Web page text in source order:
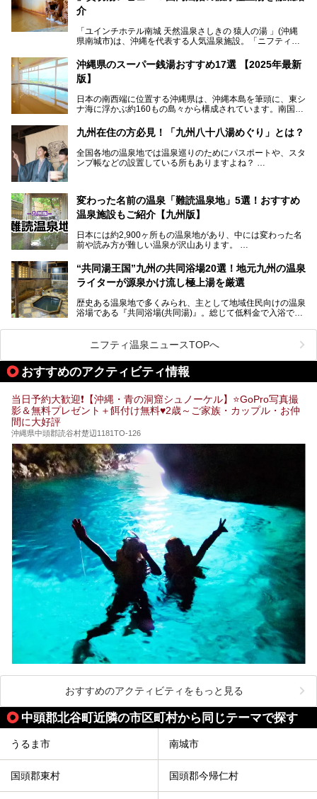
介
「ユインチホテル南城 天然温泉さしきの 猿人の湯 」(沖縄
県南城市)は、沖縄を代表する人気温泉施設。「ニフティ温
位を獲得し、平日・土日にかかわらず多くの常連客や温泉フ
ァンが訪れます。
ンに注目される存在。今回は貸切湯にスポットを当て、その
魅力を徹底解説します。
沖縄県のスーパー銭湯おすすめ17選 【2025年最新
版】
日本の南西端に位置する沖縄県は、沖縄本島を筆頭に、東シ
ナ海に浮かぶ約160もの島々から構成されています。南国な
ずの豊かな自然、独自の歴史や文化など、多くの人を惹きつ
けてやまない魅力あふれる観光県です。
そんな沖縄県のスーパー銭湯には、ホテル併設などリゾート
と同時に楽しめる施設が多くあります。日帰りでも旅行気分
九州在住の方必見！「九州八十八湯めぐり」とは？
全国各地の温泉地では温泉巡りのためにパスポートや、スタ
ンプ帳などの設置している所もありますよね？
な方ならぜひ参加してみたいスタンプラリーでしょう。
変わった名前の温泉「難読温泉地」5選！おすすめ
温泉施設もご紹介【九州版】
日本には約2,900ヶ所もの温泉地があり、中には変わった名
前や読み方が難しい温泉が沢山あります。
そこで日本各地にある「難読温泉地」を、地域ごとにクイズ
形式でご紹介。第５回目(最終回)である今回は、九州地方の
難読温泉地をピックアップしました。
いくつ読めるか、ぜひチャレンジしてみて下さいね！
“共同湯王国”九州の共同浴場20選！地元九州の温泉
ライターが源泉かけ流し極上湯を厳選
歴史ある温泉地で多くみられ、主として地域住民向けの温泉
浴場である『共同浴場(共同湯)』。総じて低料金で入浴で
特徴です。
共同浴場は全国各地の温泉地にありますが、特に九州地方は
共同湯文化が古くから発展し、質・量ともに大変充実。九州
は“共同湯王国”といっても決して過言では無いでしょう。
今回は地元在住の九州の温泉ライターである筆者が過去入浴
した中から、源泉かけ流しと泉質の良さにこだわって九州の
めぐりの参考にされてみて下さい！
ニフティ温泉ニュースTOPへ
おすすめのアクティビティ情報
当日予約大歓迎❗【沖縄・青の洞窟シュノーケル】⭐GoPro写真撮
影＆無料プレゼント＋餌付け無料♥️2歳～ご家族・カップル・お仲
間に大好評
沖縄県中頭郡読谷村楚辺1181TO-126
おすすめのアクティビティをもっと見る
中頭郡北谷町近隣の市区町村から同じテーマで探す
うるま市 南城市
国頭郡東村 国頭郡今帰仁村